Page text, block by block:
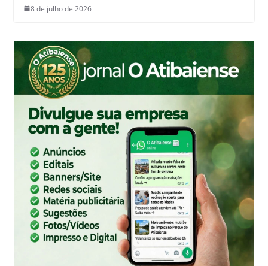
8 de julho de 2026